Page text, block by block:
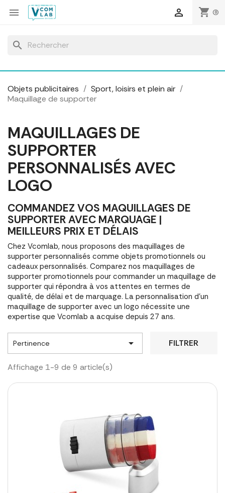
 shopping_cart (0)

search
Objets publicitaires
Sport, loisirs et plein air
Maquillage de supporter
MAQUILLAGES DE
SUPPORTER
PERSONNALISÉS AVEC
LOGO
COMMANDEZ VOS MAQUILLAGES DE
SUPPORTER AVEC MARQUAGE |
MEILLEURS PRIX ET DÉLAIS
Chez Vcomlab, nous proposons des maquillages de
supporter personnalisés comme objets promotionnels ou
cadeaux personnalisés. Comparez nos maquillages de
supporter promotionnels pour commander un maquillage de
supporter qui répondra à vos attentes en termes de
qualité, de délai et de marquage. La personnalisation d'un
maquillage de supporter avec un logo nécessite une
expertise que Vcomlab a acquise depuis 27 ans.
Pertinence  FILTRER
Affichage 1-9 de 9 article(s)
Panneau de gestion des cookies